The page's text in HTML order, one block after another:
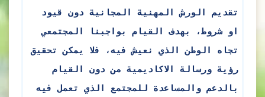
تقديم الورش المهنية المجانية دون قيود
او شروط، بهدف القيام بواجبنا المجتمعي
تجاه الوطن الذي نعيش فيه، فلا يمكن تحقيق
رؤية ورسالة الاكاديمية من دون القيام
بالدعم والمساعدة للمجتمع الذي تعمل فيه